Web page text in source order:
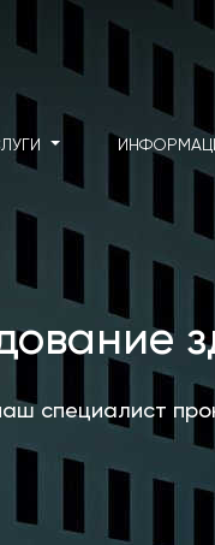
специалист